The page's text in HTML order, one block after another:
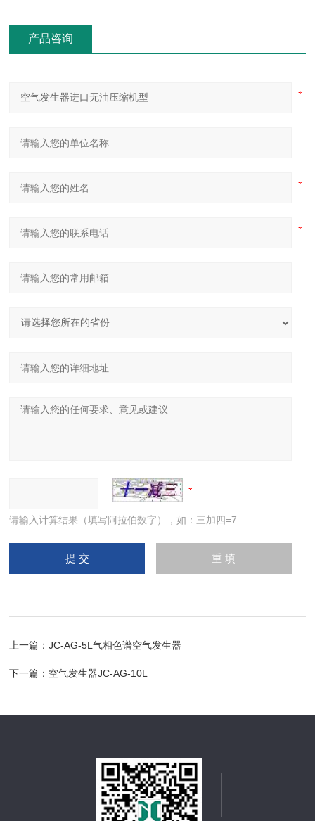
产品咨询
请输入计算结果（填写阿拉伯数字），如：三加四=7
上一篇：JC-AG-5L气相色谱空气发生器
下一篇： 空气发生器JC-AG-10L